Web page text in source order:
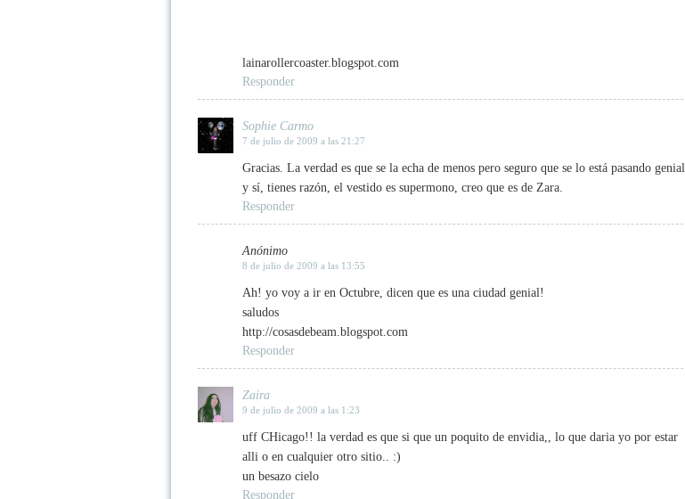
lainarollercoaster.blogspot.com
Responder
Sophie Carmo
7 de julio de 2009 a las 21:27
Gracias. La verdad es que se la echa de menos pero seguro que se lo está pasando genial
y sí, tienes razón, el vestido es supermono, creo que es de Zara.
Responder
Anónimo
8 de julio de 2009 a las 13:55
Ah! yo voy a ir en Octubre, dicen que es una ciudad genial!
saludos
http://cosasdebeam.blogspot.com
Responder
Zaira
9 de julio de 2009 a las 1:23
uff CHicago!! la verdad es que si que un poquito de envidia,, lo que daria yo por estar
alli o en cualquier otro sitio.. :)
un besazo cielo
Responder